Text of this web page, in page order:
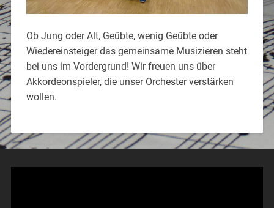
Ob Jung oder Alt, Geübte, wenig Geübte oder
Wiedereinsteiger das gemeinsame Musizieren steht
bei uns im Vordergrund! Wir freuen uns über
Akkordeonspieler, die unser Orchester verstärken
wollen.